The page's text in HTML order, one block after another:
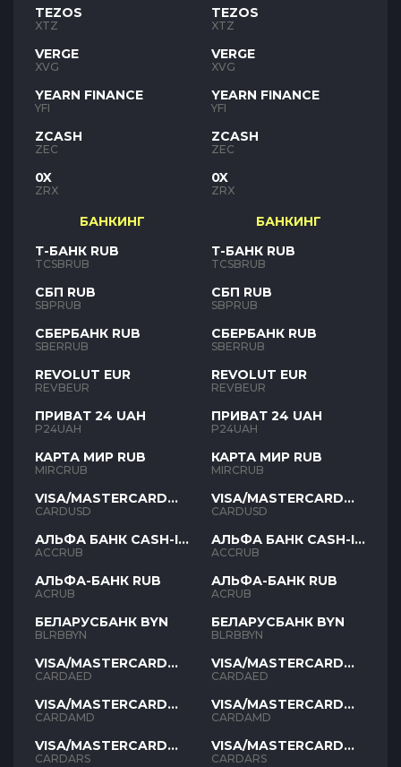
TEZOS
XTZ
VERGE
XVG
YEARN FINANCE
YFI
ZCASH
ZEC
0X
ZRX
БАНКИНГ
Т-БАНК RUB
TCSBRUB
СБП RUB
SBPRUB
СБЕРБАНК RUB
SBERRUB
REVOLUT EUR
REVBEUR
ПРИВАТ 24 UAH
P24UAH
КАРТА МИР RUB
MIRCRUB
VISA/MASTERCARD
USD
CARDUSD
АЛЬФА БАНК CASH-IN
RUB
ACCRUB
АЛЬФА-БАНК RUB
ACRUB
БЕЛАРУСБАНК BYN
BLRBBYN
VISA/MASTERCARD
AED
CARDAED
VISA/MASTERCARD
AMD
CARDAMD
VISA/MASTERCARD
ARS
CARDARS
TEZOS
XTZ
VERGE
XVG
YEARN FINANCE
YFI
ZCASH
ZEC
0X
ZRX
БАНКИНГ
Т-БАНК RUB
TCSBRUB
СБП RUB
SBPRUB
СБЕРБАНК RUB
SBERRUB
REVOLUT EUR
REVBEUR
ПРИВАТ 24 UAH
P24UAH
КАРТА МИР RUB
MIRCRUB
VISA/MASTERCARD
USD
CARDUSD
АЛЬФА БАНК CASH-IN
RUB
ACCRUB
АЛЬФА-БАНК RUB
ACRUB
БЕЛАРУСБАНК BYN
BLRBBYN
VISA/MASTERCARD
AED
CARDAED
VISA/MASTERCARD
AMD
CARDAMD
VISA/MASTERCARD
ARS
CARDARS